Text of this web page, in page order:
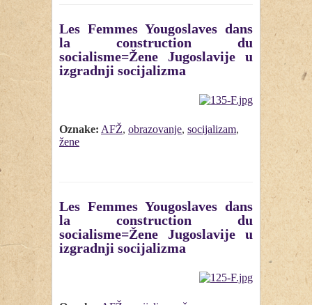
Les Femmes Yougoslaves dans
la construction du
socialisme=Žene Jugoslavije u
izgradnji socijalizma
Oznake: AFŽ, obrazovanje, socijalizam,
žene
Les Femmes Yougoslaves dans
la construction du
socialisme=Žene Jugoslavije u
izgradnji socijalizma